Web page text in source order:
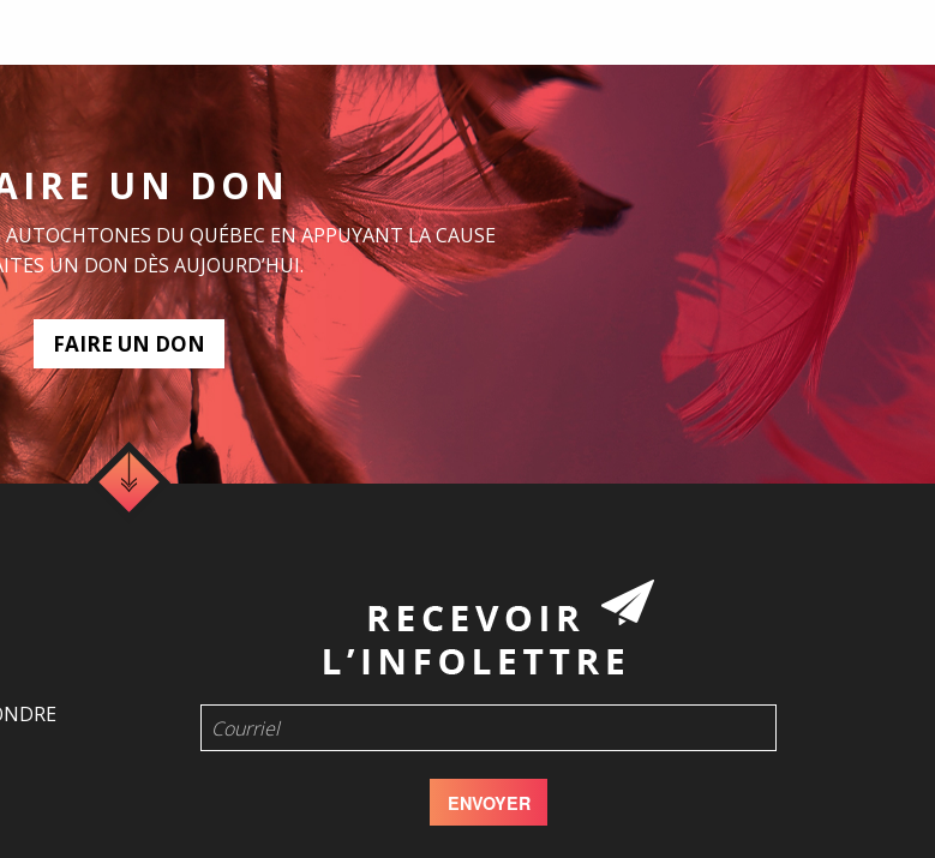
UN DON
DU QUÉBEC EN APPUYANT LA CAUSE
UN DON DÈS AUJOURD’HUI.
FAIRE UN DON